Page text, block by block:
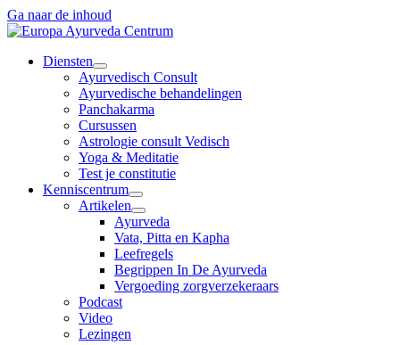
Ga naar de inhoud
Diensten
Ayurvedisch Consult
Ayurvedische behandelingen
Panchakarma
Cursussen
Astrologie consult Vedisch
Yoga & Meditatie
Test je constitutie
Kenniscentrum
Artikelen
Ayurveda
Vata, Pitta en Kapha
Leefregels
Begrippen In De Ayurveda
Vergoeding zorgverzekeraars
Podcast
Video
Lezingen